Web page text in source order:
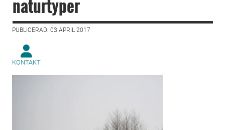
naturtyper
PUBLICERAD: 03 APRIL 2017
KONTAKT